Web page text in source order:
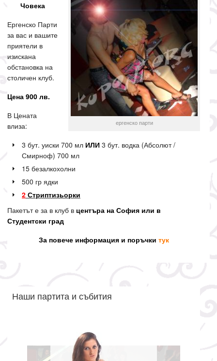
ергенско парти
Човека
Ергенско Парти
за вас и вашите
приятели в
изискана
обстановка на
столичен клуб.
Цена 900 лв.
В Цената
влиза:
3 бут. уиски 700 мл ИЛИ 3 бут. водка (Абсолют /
Смирноф) 700 мл
15 безалкохолни
500 гр ядки
2 Стриптизьорки
Пакетът е за в клуб в центъра на София или в
Студентски град
За повече информация и поръчки тук
Наши партита и събития